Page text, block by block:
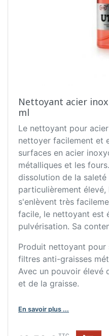
Nettoyant acier
ml
Le nettoyant pour
nettoyer facilement et
surfaces en acier
métalliques et les
dissolution de la
particulièrement
s'enlèvent très
facile, le nettoyant est
pulvérisation. Sa
Produit nettoyant pour
filtres anti-graisses
Avec un pouvoir élevé
et de la graisse.
En savoir plus ...